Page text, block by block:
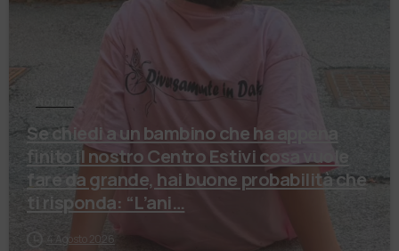
Se chiedi a un bambino che ha appena
finito il nostro Centro Estivi cosa vuole
fare da grande, hai buone probabilità che
ti risponda: “L’ani…
4 Agosto 2026